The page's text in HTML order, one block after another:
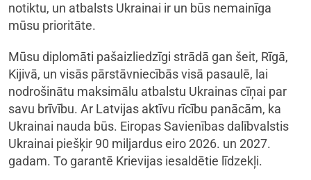
notiktu, un atbalsts Ukrainai ir un būs nemainīga
mūsu prioritāte.
Mūsu diplomāti pašaizliedzīgi strādā gan šeit, Rīgā,
Kijivā, un visās pārstāvniecībās visā pasaulē, lai
nodrošinātu maksimālu atbalstu Ukrainas cīņai par
savu brīvību. Ar Latvijas aktīvu rīcību panācām, ka
Ukrainai nauda būs. Eiropas Savienības dalībvalstis
Ukrainai piešķir 90 miljardus eiro 2026. un 2027.
gadam. To garantē Krievijas iesaldētie līdzekļi.